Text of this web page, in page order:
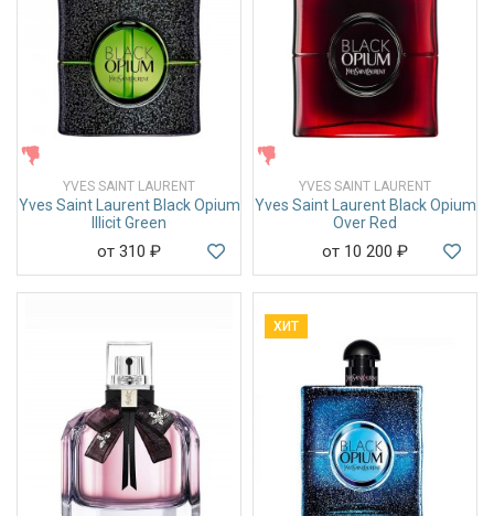
YVES SAINT LAURENT
Yves Saint Laurent Black Opium
Illicit Green
от 310 ₽
YVES SAINT LAURENT
Yves Saint Laurent Black Opium
Over Red
от 10 200 ₽
ХИТ